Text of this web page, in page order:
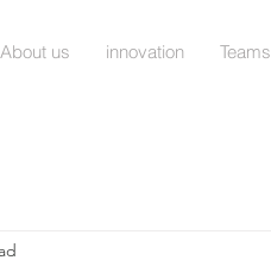
About us innovation Teams